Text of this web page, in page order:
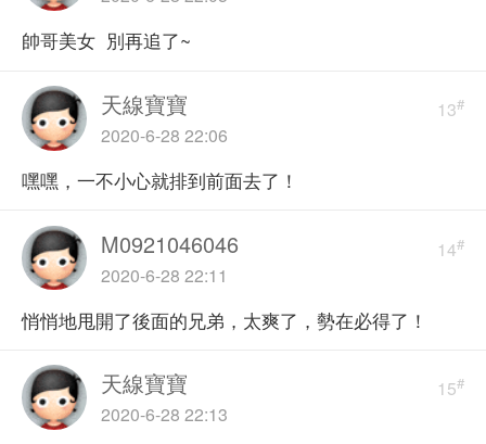
帥哥美女 別再追了~
13#
天線寶寶
2020-6-28 22:06
嘿嘿，一不小心就排到前面去了！
14#
M0921046046
2020-6-28 22:11
悄悄地甩開了後面的兄弟，太爽了，勢在必得了！
15#
天線寶寶
2020-6-28 22:13